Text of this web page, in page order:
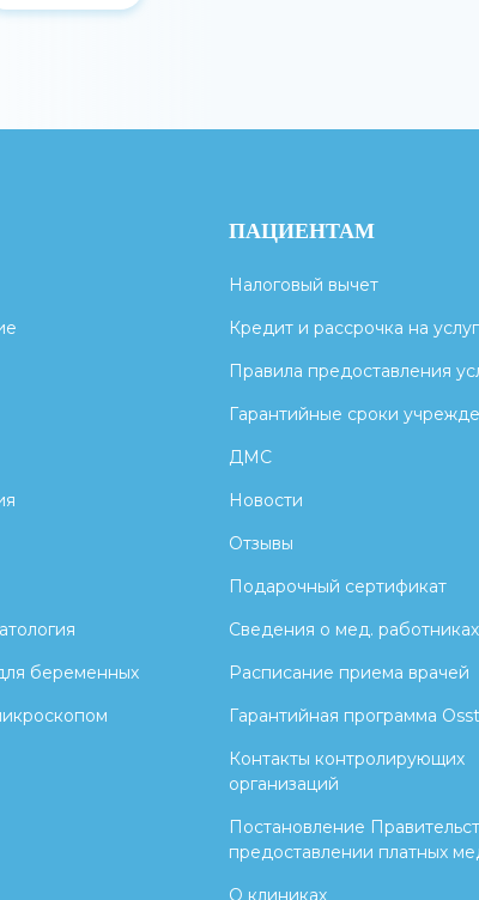
беременных
ПАЦИЕНТАМ
Налоговый вычет
Кредит и рассрочка на
Правила предоставления
Гарантийные сроки
ДМС
Новости
Отзывы
Подарочный сертификат
Сведения о мед. работниках
Расписание приема врачей
Гарантийная программа
Контакты контролирующих
организаций
Постановление
предоставлении платных
О клиниках